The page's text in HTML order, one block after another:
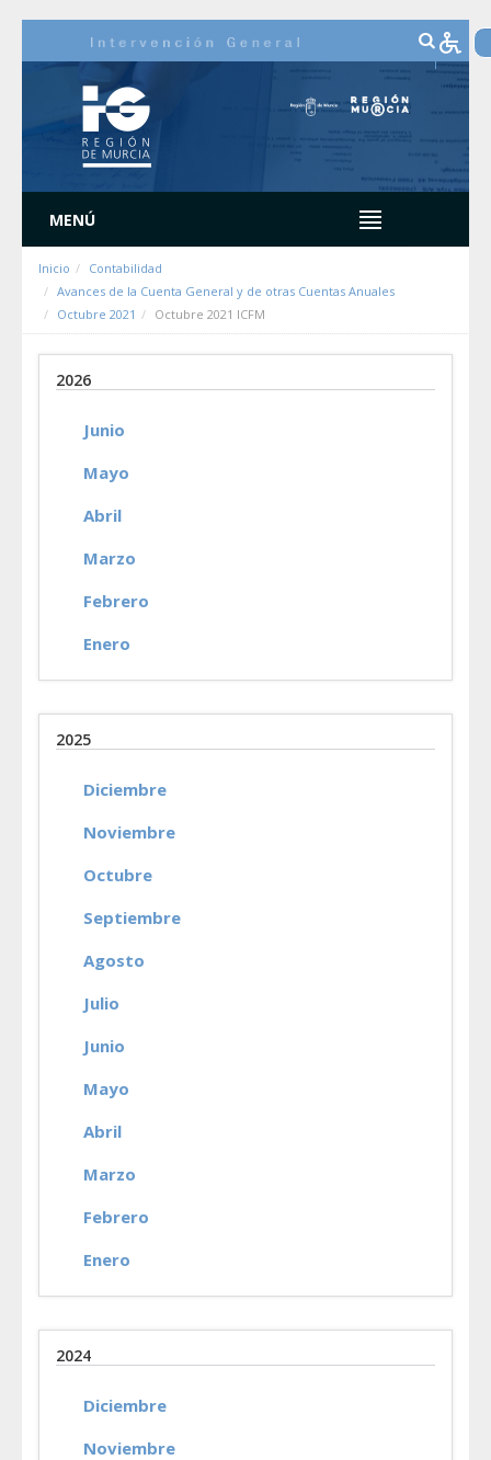
MENÚ
Inicio
Contabilidad
Avances de la Cuenta General y de otras Cuentas Anuales
Octubre 2021
Octubre 2021 ICFM
2026
Junio
Mayo
Abril
Marzo
Febrero
Enero
2025
Diciembre
Noviembre
Octubre
Septiembre
Agosto
Julio
Junio
Mayo
Abril
Marzo
Febrero
Enero
2024
Diciembre
Noviembre